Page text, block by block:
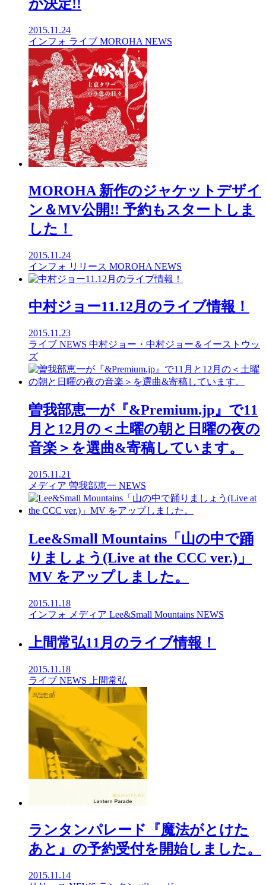
が決定!!
2015.11.24
インフォ ライブ MOROHA NEWS
MOROHA 新作のジャケットデザイ
ン＆MV公開!! 予約もスタートしま
した！
2015.11.24
インフォ リリース MOROHA NEWS
中村ジョー11.12月のライブ情報！
2015.11.23
ライブ NEWS 中村ジョー・中村ジョー＆イーストウッ
ズ
曽我部恵一が『&Premium.jp』で11
月と12月の＜土曜の朝と日曜の夜の
音楽＞を選曲&寄稿しています。
2015.11.21
メディア 曽我部恵一 NEWS
Lee&Small Mountains「山の中で踊
りましょう(Live at the CCC ver.)」
MV をアップしました。
2015.11.18
インフォ メディア Lee&Small Mountains NEWS
上間常弘11月のライブ情報！
2015.11.18
ライブ NEWS 上間常弘
ランタンパレード『魔法がとけた
あと』の予約受付を開始しました。
2015.11.14